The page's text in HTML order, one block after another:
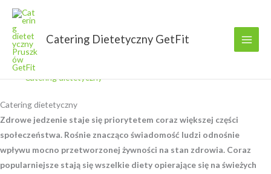
Przejdź
treści
Catering Dietetyczny GetFit
GetFit
Catering dietetyczny
Catering dietetyczny
Zdrowe jedzenie staje się priorytetem coraz większej części
społeczeństwa. Rośnie znacząco świadomość ludzi odnośnie
wpływu mocno przetworzonej żywności na stan zdrowia. Coraz
popularniejsze stają się wszelkie diety opierające się na świeżych